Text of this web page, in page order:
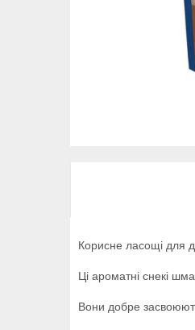
Корисне ласощі для
Ці ароматні снекі
Вони добре